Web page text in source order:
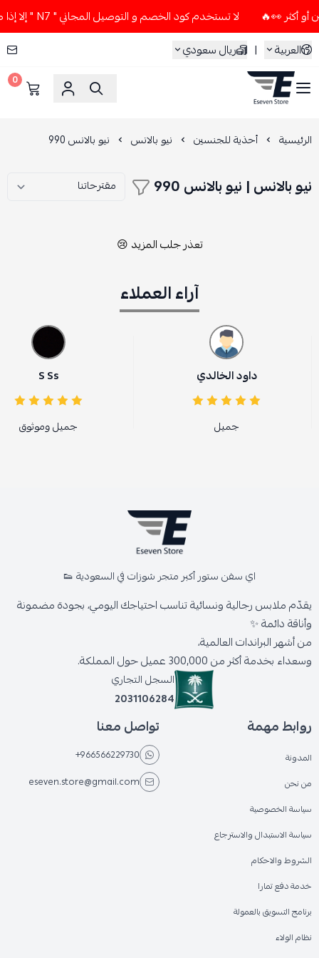
لا تستخدم كود الخصم و التوصيل المجاني " N7 " إلا إذا طلبت قطعتين أو أكثر 👀🔥
العربية
| ريال سعودي
ESEVEN STORE
0
الرئيسية أحذية للجنسين نيو بالانس نيو بالانس 990
نيو بالانس | نيو بالانس 990
تعذر جلب المزيد 😢
آراء العملاء
داود الخالدي
جميل
S Ss
جميل وموثوق
اي سفن ستور أكبر متجر شوزات في السعودية 👟
يقدّم ملابس رجالية ونسائية تناسب احتياجك اليومي، بجودة مضمونة
وأناقة دائمة ✨
من أشهر البراندات العالمية،
وسعداء بخدمة أكثر من 300,000 عميل حول المملكة.
السجل التجاري
2031106284
روابط مهمة
المدونة
من نحن
سياسة الخصوصية
سياسة الاستبدال والاسترجاع
الشروط والاحكام
خدمة دفع تمارا
برنامج التسويق بالعمولة
نظام الولاء
تواصل معنا
+966566229730
eseven.store@gmail.com